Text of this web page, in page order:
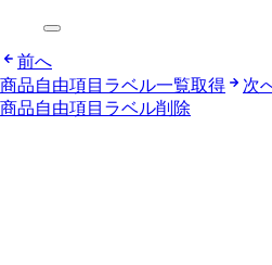
前へ
商品自由項目ラベル一覧取得
次
商品自由項目ラベル削除